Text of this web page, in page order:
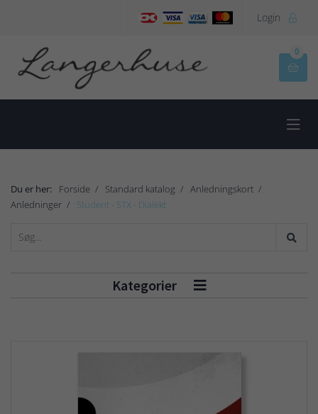
Login 

0

Du er her: Forside Standard katalog
Anledningskort
Anledninger
Student - STX - Dialekt
Kategorier 